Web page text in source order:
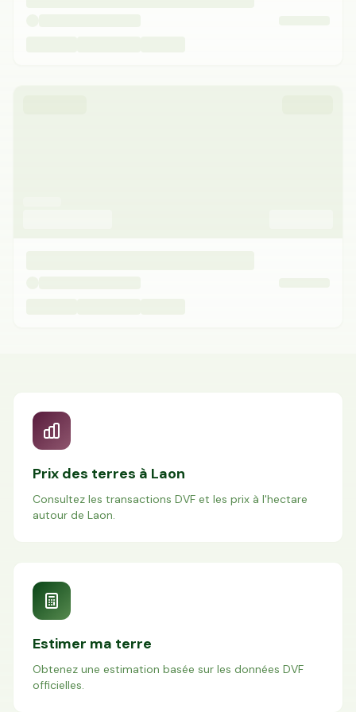
Prix des terres à Laon
Consultez les transactions DVF et les prix à l'hectare
autour de Laon.
Estimer ma terre
Obtenez une estimation basée sur les données DVF
officielles.